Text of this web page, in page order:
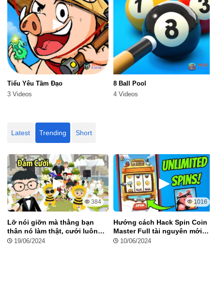
Tiểu Yêu Tầm Đạo
3 Videos
8 Ball Pool
4 Videos
Latest Trending Short
384
Lỡ nói giỡn mà thằng bạn
thân nó làm thật, cưới luôn
con em gái!
19/06/2024
1016
Hướng cách Hack Spin Coin
Master Full tài nguyên mới
nhất 2024
10/06/2024